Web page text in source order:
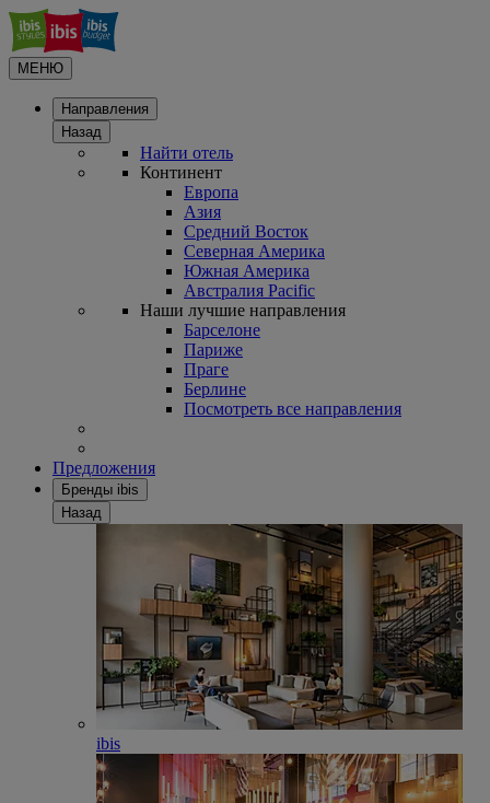
МЕНЮ
Направления
Назад
Найти отель
Континент
Европа
Азия
Средний Восток
Северная Америка
Южная Америка
Австралия Pacific
Наши лучшие направления
Барселоне
Париже
Праге
Берлине
Посмотреть все направления
Предложения
Бренды ibis
Назад
ibis